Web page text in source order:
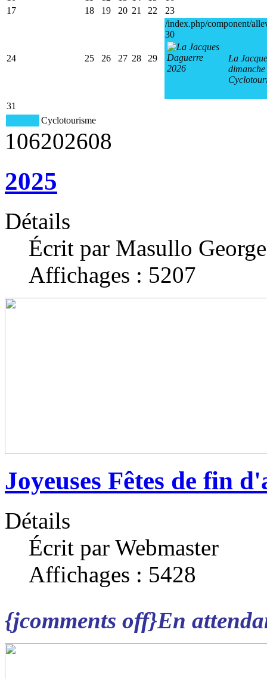
17
18 19 20 21 22 23
24 25 26 27 28 29
/index.php/component/
30
La
31
Cyclotourisme
106202608
2025
Détails
Écrit par Masullo
Affichages : 5207
Joyeuses Fêtes de fin
Détails
Écrit par Webmaster
Affichages : 5428
{jcomments off}En